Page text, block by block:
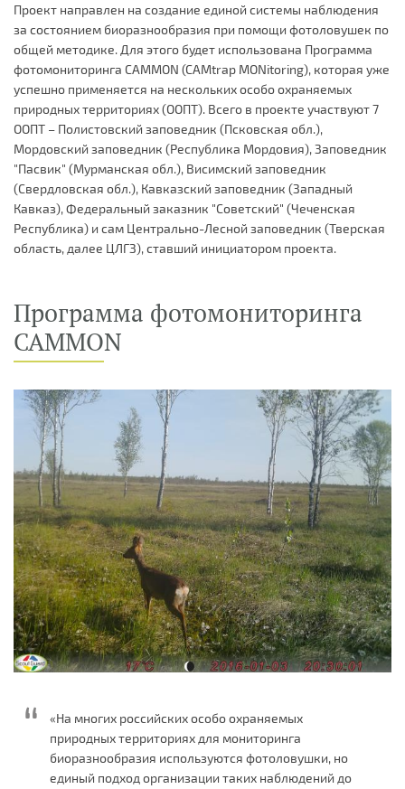
Проект направлен на создание единой системы наблюдения
за состоянием биоразнообразия при помощи фотоловушек по
общей методике. Для этого будет использована Программа
фотомониторинга CAMMON (CAMtrap MONitoring), которая уже
успешно применяется на нескольких особо охраняемых
природных территориях (ООПТ). Всего в проекте участвуют 7
ООПТ – Полистовский заповедник (Псковская обл.),
Мордовский заповедник (Республика Мордовия), Заповедник
"Пасвик" (Мурманская обл.), Висимский заповедник
(Свердловская обл.), Кавказский заповедник (Западный
Кавказ), Федеральный заказник "Советский" (Чеченская
Республика) и сам Центрально-Лесной заповедник (Тверская
область, далее ЦЛГЗ), ставший инициатором проекта.
Программа фотомониторинга
CAMMON
«На многих российских особо охраняемых
природных территориях для мониторинга
биоразнообразия используются фотоловушки, но
единый подход организации таких наблюдений до